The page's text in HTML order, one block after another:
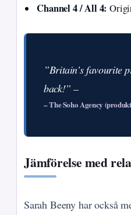
Channel 4 / All 4:
”Britain’s favourite
back!” –
– The Soho Agency
Jämförelse med
Sarah Beeny har också